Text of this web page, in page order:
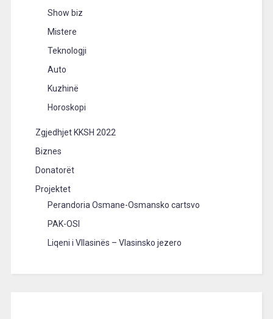
Show biz
Mistere
Teknologji
Auto
Kuzhinë
Horoskopi
Zgjedhjet KKSH 2022
Biznes
Donatorët
Projektet
Perandoria Osmane-Osmansko cartsvo
PAK-OSI
Liqeni i Vllasinës – Vlasinsko jezero